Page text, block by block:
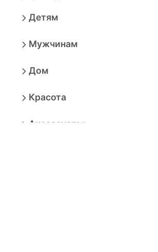
Детям
Мужчинам
Дом
Красота
Аксессуары